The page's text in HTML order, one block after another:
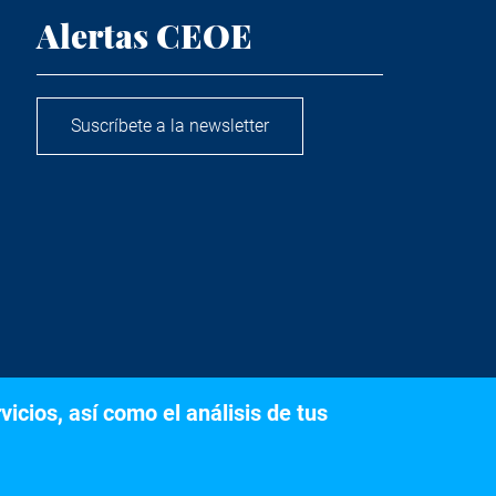
Alertas CEOE
Suscríbete a la newsletter
así como el análisis de tus